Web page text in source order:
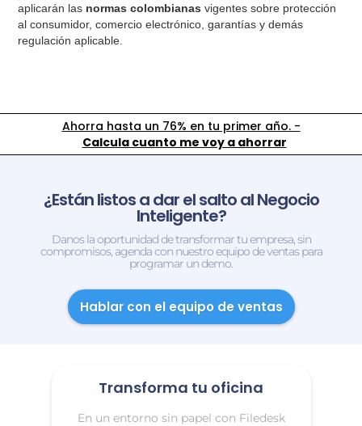
aplicarán las normas colombianas vigentes sobre protección
al consumidor, comercio electrónico, garantías y demás
regulación aplicable.
Ahorra hasta un 76% en tu primer año. -
Calcula cuanto me voy a ahorrar
¿Están listos a dar el salto al Negocio
Inteligente?
Danos la oportunidad de transformar tu empresa, sin
compromisos, agenda con nuestro equipo de ventas para
programar un demo.
Hablar con el equipo de ventas
Transforma tu oficina
En un entorno sin papel con Filedesk